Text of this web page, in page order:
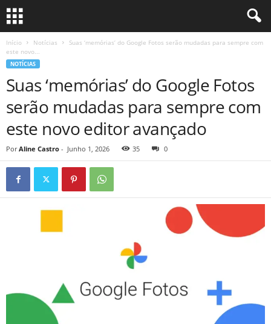
Início Notícias
Suas ‘memórias’ do Google Fotos serão mudadas para sempre com
este novo...
NOTÍCIAS
Suas ‘memórias’ do Google Fotos
serão mudadas para sempre com
este novo editor avançado
Por Aline Castro - Junho 1, 2026 35 0